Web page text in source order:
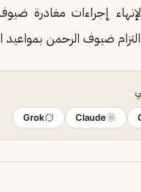
إجراءات مغادرة
ضيوف الرحمن
Claude
Grok